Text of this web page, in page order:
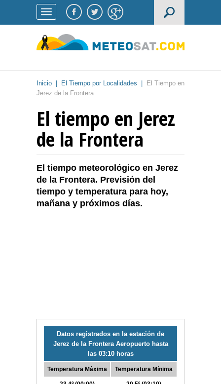
Inicio El Tiempo por Localidades
El Tiempo en
Jerez de la Frontera
El tiempo en Jerez
de la Frontera
El tiempo meteorológico en Jerez
de la Frontera. Previsión del
tiempo y temperatura para hoy,
mañana y próximos días.
Datos registrados en la estación de
Jerez de la Frontera Aeropuerto hasta
las 03:10 horas
Temperatura Máxima Temperatura Mínima